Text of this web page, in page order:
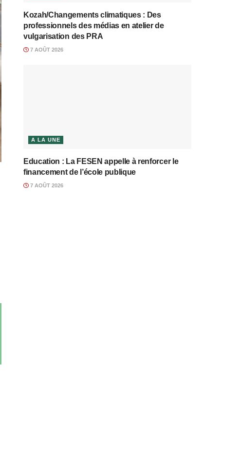
Kozah/Changements climatiques : Des
professionnels des médias en atelier de
vulgarisation des PRA
7 AOÛT 2026
A LA UNE
Education : La FESEN appelle à renforcer le
financement de l’école publique
7 AOÛT 2026